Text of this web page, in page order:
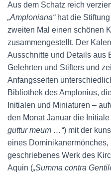
Aus dem Schatz reich
„Amploniana“hat die
zweiten Mal einen schönen
zusammengestellt. Der
Ausschnitte und Details aus
Gelehrten und Stifters und
Anfangsseiten
Bibliothek des Amplonius,
Initialen und Miniaturen –
den Monat Januar die Initiale
guttur meum …“) mit der
eines
geschriebenes Werk des
Aquin („Summa contra